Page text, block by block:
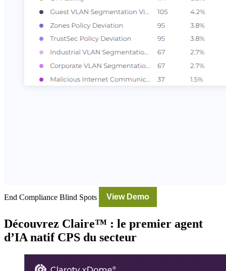
End Compliance Blind Spots View Demo
Découvrez Claire™ : le premier agent
d’IA natif CPS du secteur